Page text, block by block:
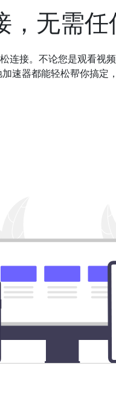
，无需
连接。不论您是观看视
速器都能轻松帮你搞定